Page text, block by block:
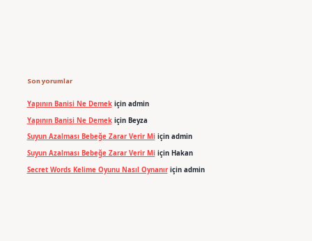
Son yorumlar
Yapının Banisi Ne Demekiçin admin
Yapının Banisi Ne Demekiçin Beyza
Suyun Azalması Bebeğe Zarar Verir Miiçin admin
Suyun Azalması Bebeğe Zarar Verir Miiçin Hakan
Secret Words Kelime Oyunu Nasıl Oynanıriçin admin